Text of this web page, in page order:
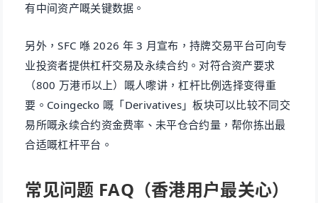
有中间资产嘅关键数据。
另外，SFC 喺 2026 年 3 月宣布，持牌交易平台可向专
业投资者提供杠杆交易及永续合约。对符合资产要求
（800 万港币以上）嘅人嚟讲，杠杆比例选择变得重
要。Coingecko 嘅「Derivatives」板块可以比较不同交
易所嘅永续合约资金费率、未平仓合约量，帮你拣出最
合适嘅杠杆平台。
常见问题 FAQ（香港用户最关心）